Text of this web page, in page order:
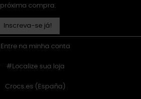
próxima compra.
Inscreva-se já!
Entre na minha conta
#Localize sua loja
Crocs.es (España)